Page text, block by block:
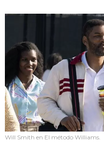
Will Smith en El método Williams.